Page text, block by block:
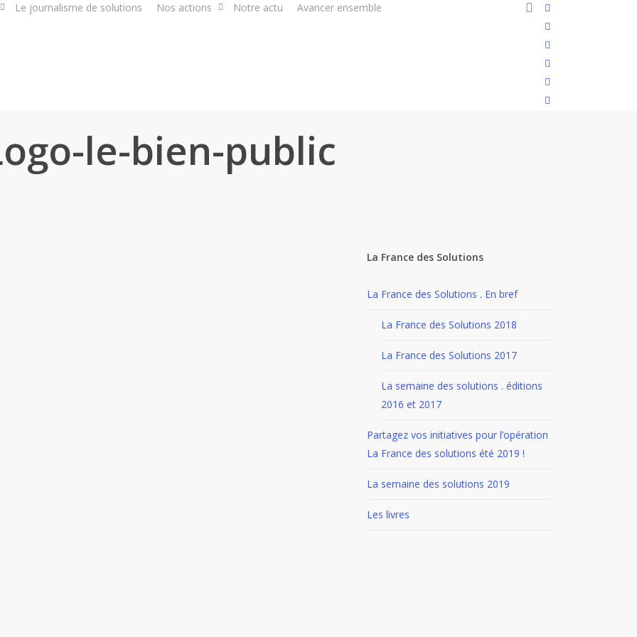
twitter
facebook
linkedin
youtube
instagram
flickr
Le journalisme de solutions Nos actions Notre actu Avancer ensemble search
le-bien-public
La France des Solutions
La France des Solutions . En bref
La France des Solutions 2018
La France des Solutions 2017
La semaine des solutions . éditions
2016 et 2017
Partagez vos initiatives pour l’opération
La France des solutions été 2019 !
La semaine des solutions 2019
Les livres